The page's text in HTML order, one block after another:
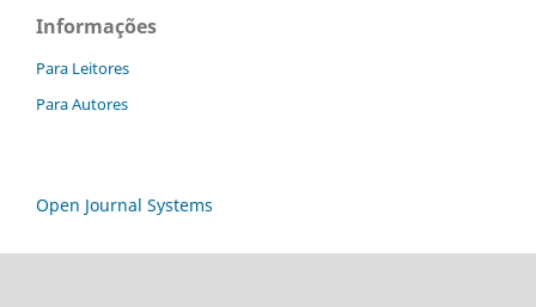
Informações
Para Leitores
Para Autores
Open Journal Systems